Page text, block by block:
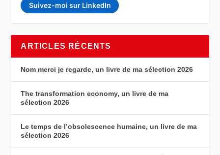
Suivez-moi sur LinkedIn
ARTICLES RÉCENTS
Nom merci je regarde, un livre de ma sélection 2026
The transformation economy, un livre de ma
sélection 2026
Le temps de l’obsolescence humaine, un livre de ma
sélection 2026